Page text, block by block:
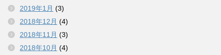
2019年1月 (3)
2018年12月 (4)
2018年11月 (3)
2018年10月 (4)